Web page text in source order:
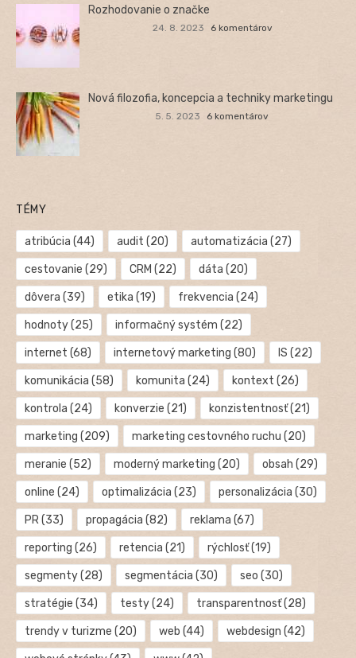
Rozhodovanie o značke
24. 8. 2023 6 komentárov
Nová filozofia, koncepcia a techniky marketingu
5. 5. 2023 6 komentárov
TÉMY
atribúcia (44) audit (20) automatizácia (27)
cestovanie (29) CRM (22) dáta (20)
dôvera (39) etika (19) frekvencia (24)
hodnoty(25) informačný systém (22)
internet (68) internetový marketing (80) IS (22)
komunikácia (58) komunita (24) kontext (26)
kontrola (24) konverzie (21) konzistentnosť(21)
marketing (209) marketing cestovného ruchu (20)
meranie (52) moderný marketing (20) obsah (29)
online (24) optimalizácia (23) personalizácia (30)
PR(33) propagácia (82) reklama (67)
reporting (26) retencia (21) rýchlosť(19)
segmenty(28) segmentácia (30) seo (30)
stratégie (34) testy(24) transparentnosť(28)
trendy v turizme (20) web (44) webdesign (42)